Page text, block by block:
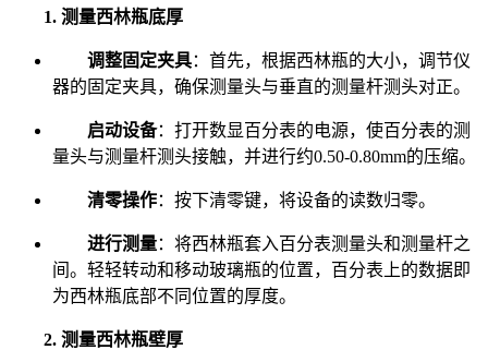
1. 测量西林瓶底厚
调整固定夹具：首先，根据西林瓶的大小，调节仪
器的固定夹具，确保测量头与垂直的测量杆测头对正。
启动设备：打开数显百分表的电源，使百分表的测
量头与测量杆测头接触，并进行约0.50-0.80mm的压缩。
清零操作：按下清零键，将设备的读数归零。
进行测量：将西林瓶套入百分表测量头和测量杆之
间。轻轻转动和移动玻璃瓶的位置，百分表上的数据即
为西林瓶底部不同位置的厚度。
2. 测量西林瓶壁厚